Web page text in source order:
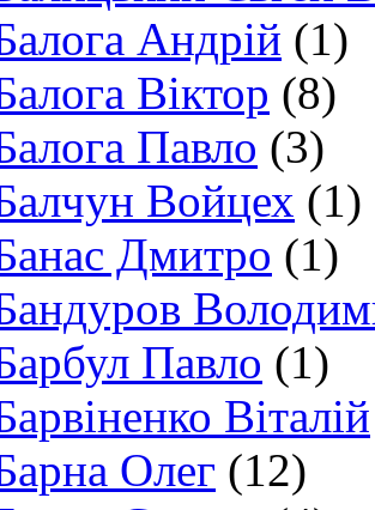
Андрій (1)
Віктор (8)
Павло (3)
Войцех (1)
Дмитро (1)
Павло (1)
Віталій
Олег (12)